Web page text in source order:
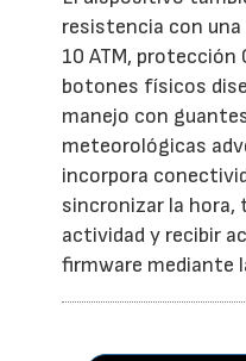
resistencia con
10 ATM, protección
botones físicos
manejo con
meteorológicas
incorpora
sincronizar la
actividad y recibir
firmware mediante